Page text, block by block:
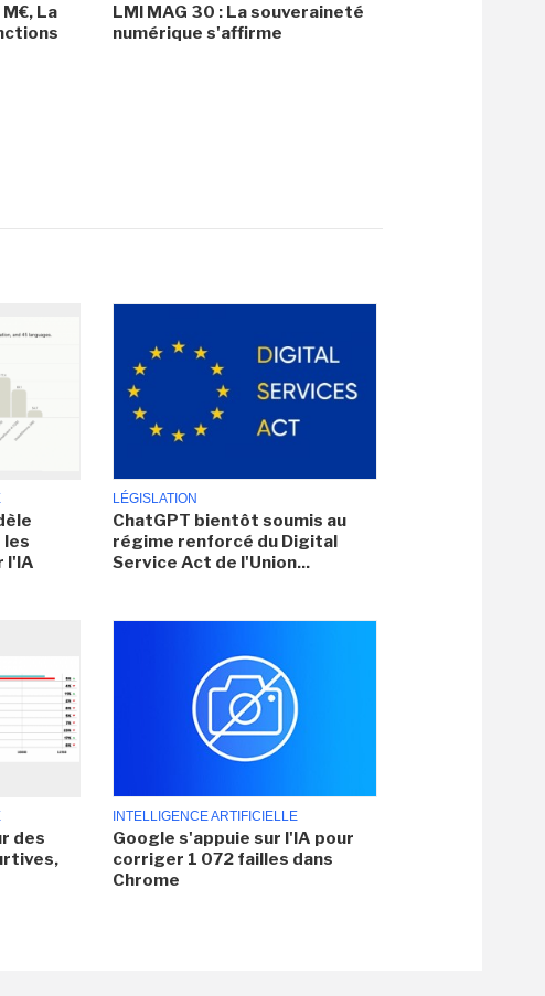
La
LMI MAG 30 : La souveraineté
numérique s'affirme
les
l'IA
LÉGISLATION
ChatGPT bientôt soumis au
régime renforcé du Digital
Service Act de l'Union...
des
INTELLIGENCE ARTIFICIELLE
Google s'appuie sur l'IA pour
corriger 1 072 failles dans
Chrome